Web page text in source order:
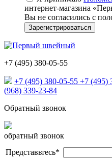
интернет-магазина
Вы не согласились с
+7 (495) 380-05-55
+7 (495) 380-05-55 +7 (495)
(968) 339-23-84
Обратный звонок
обратный звонок
Представьтесь*